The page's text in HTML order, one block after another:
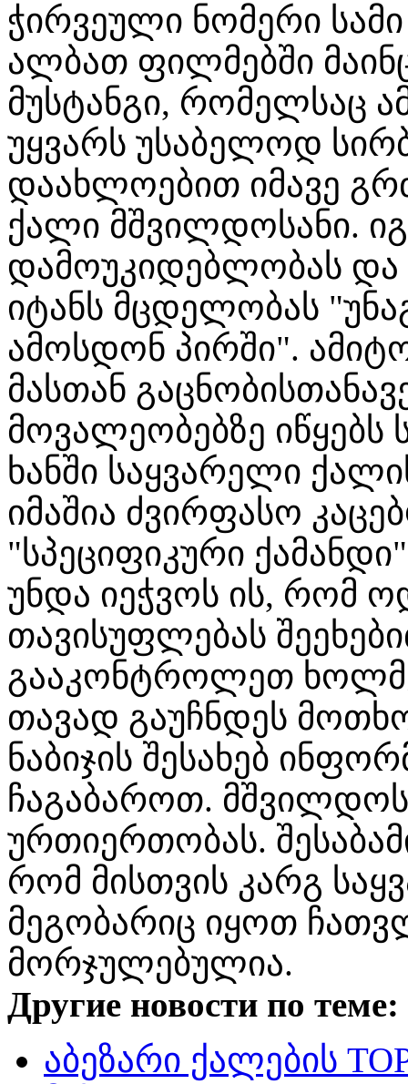
ჭირვეული ნომერი
ალბათ ფილმებში
მუსტანგი, რომელსაც
უყვარს უსაბელოდ
დაახლოებით იმავე
ქალი მშვილდოსანი.
დამოუკიდებლობას და
იტანს მცდელობას
ამოსდონ პირში".
მასთან
მოვალეობებზე იწყებს
ხანში საყვარელი
იმაშია ძვირფასო
"სპეციფიკური
უნდა იეჭვოს ის, რომ
თავისუფლებას
გააკონტროლეთ
თავად გაუჩნდეს
ნაბიჯის შესახებ
ჩაგაბაროთ.
ურთიერთობას.
რომ მისთვის კარგ
მეგობარიც იყოთ
მორჯულებულია.
Другие новости по теме:
აბეზარი ქალების